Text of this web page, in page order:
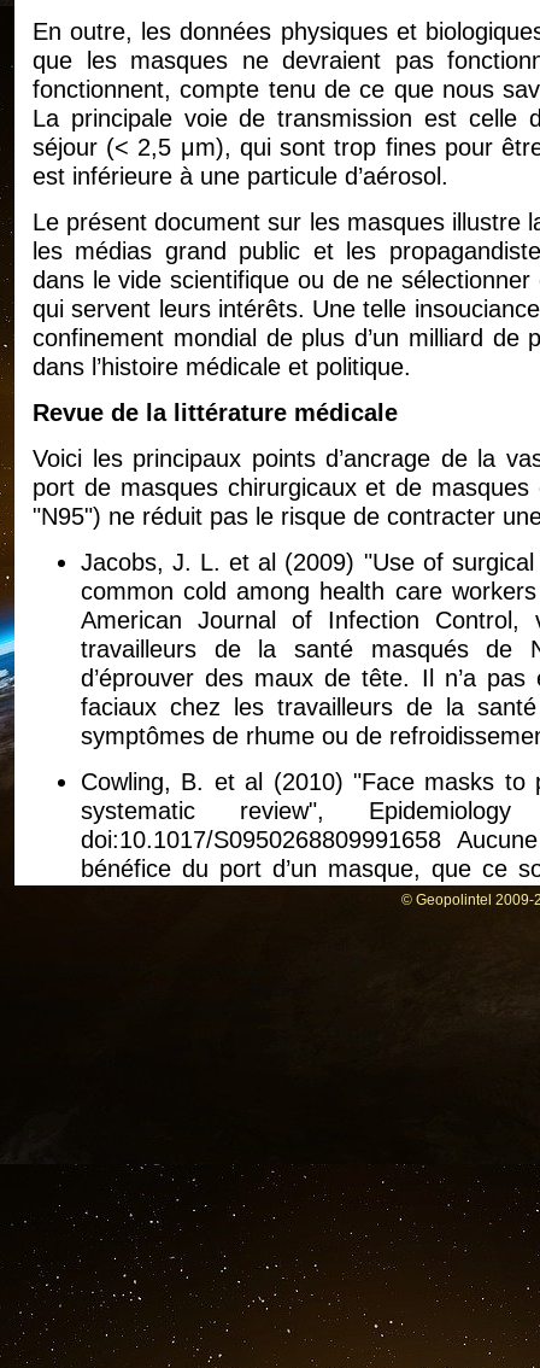
En outre, les données physiques et
que les masques ne devraient pas
fonctionnent, compte tenu de ce que nous
La principale voie de transmission est celle
séjour (< 2,5 μm), qui sont trop fines pour
est inférieure à une particule d’aérosol.
Le présent document sur les masques illustre
les médias grand public et les
dans le vide scientifique ou de ne
qui servent leurs intérêts. Une telle
confinement mondial de plus d’un milliard de
dans l’histoire médicale et politique.
Revue de la littérature médicale
Voici les principaux points d’ancrage de la
port de masques chirurgicaux et de
"N95") ne réduit pas le risque de contracter
Jacobs, J. L. et al (2009) "Use of
common cold among health care
American Journal of Infection
travailleurs de la santé masqués de
d’éprouver des maux de tête. Il n’a
faciaux chez les travailleurs de la
symptômes de rhume ou de
Cowling, B. et al (2010) "Face masks
systematic review",
doi:10.1017/S0950268809991658
bénéfice du port d’un masque, que ce
membres de la communauté dans les
masques chirurgicaux pour protéger les
respiratoires aiguës : revue
cmaj.150835 ; DOI : 10.1503/
Dans la méta-analyse des études
significative entre les masques de
qui concerne le risque associé (a)
de maladie de type grippal, ou (c)
© Geopolintel 2009-